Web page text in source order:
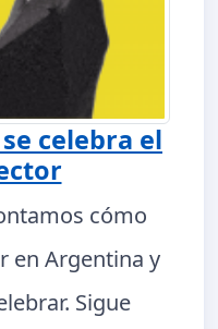
celebra el
cómo
en Argentina y
Sigue